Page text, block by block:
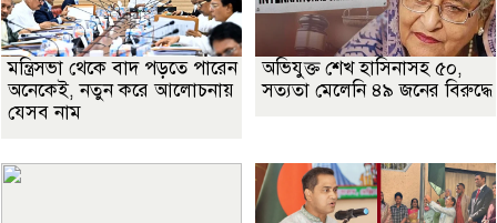
মন্ত্রিসভা থেকে বাদ পড়তে পারেন
অনেকেই, নতুন করে আলোচনায়
যেসব নাম
অভিযুক্ত শেখ হাসিনাসহ ৫০,
সত্যতা মেলেনি ৪৯ জনের বিরুদ্ধে